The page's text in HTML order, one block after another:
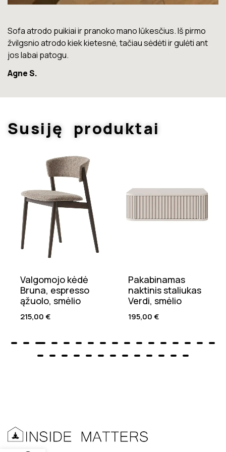
Lova labai gera. Šiuo metu neturiu jokių nusiskundimų.
Marius T.
Susiję produktai
Valgomojo kėdė
Bruna, espresso
ąžuolo, smėlio
215,00€
Pakabinamas
naktinis staliukas
Verdi, smėlio
195,00€